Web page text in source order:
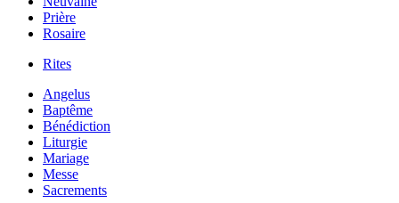
Prière
Rosaire
Rites
Angelus
Baptême
Bénédiction
Liturgie
Mariage
Messe
Sacrements